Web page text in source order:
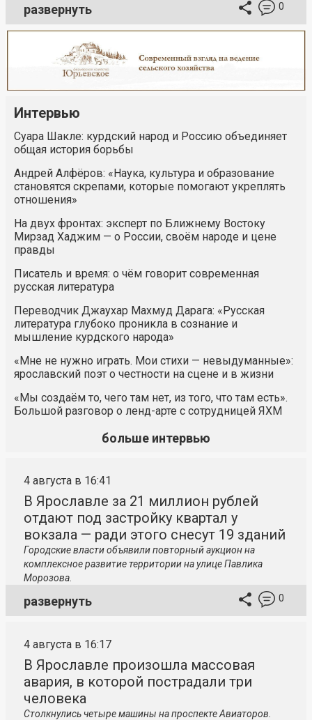
развернуть 0
Интервью
Суара Шакле: курдский народ и Россию объединяет
общая история борьбы
Андрей Алфёров: «Наука, культура и образование
становятся скрепами, которые помогают укреплять
отношения»
На двух фронтах: эксперт по Ближнему Востоку
Мирзад Хаджим — о России, своём народе и цене
правды
Писатель и время: о чём говорит современная
русская литература
Переводчик Джаухар Махмуд Дарага: «Русская
литература глубоко проникла в сознание и
мышление курдского народа»
«Мне не нужно играть. Мои стихи — невыдуманные»:
ярославский поэт о честности на сцене и в жизни
«Мы создаём то, чего там нет, из того, что там есть».
Большой разговор о ленд-арте с сотрудницей ЯХМ
больше интервью
4 августа в 16:41
В Ярославле за 21 миллион рублей
отдают под застройку квартал у
вокзала — ради этого снесут 19 зданий
Городские власти объявили повторный аукцион на
комплексное развитие территории на улице Павлика
Морозова.
развернуть 0
4 августа в 16:17
В Ярославле произошла массовая
авария, в которой пострадали три
человека
Столкнулись четыре машины на проспекте Авиаторов.